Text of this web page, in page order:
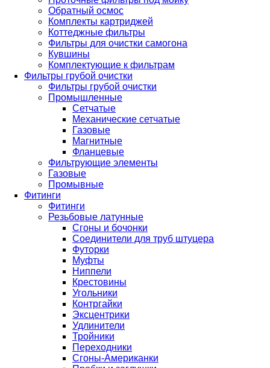
Обратный осмос
Комплекты картриджей
Коттеджные фильтры
Фильтры для очистки самогона
Кувшины
Комплектующие к фильтрам
Фильтры грубой очистки
Фильтры грубой очистки
Промышленные
Сетчатые
Механические сетчатые
Газовые
Магнитные
Фланцевые
Фильтрующие элементы
Газовые
Промывные
Фитинги
Фитинги
Резьбовые латунные
Сгоны и бочонки
Соединители для труб штуцера
Футорки
Муфты
Ниппели
Крестовины
Угольники
Контргайки
Эксцентрики
Удлинители
Тройники
Переходники
Сгоны-Американки